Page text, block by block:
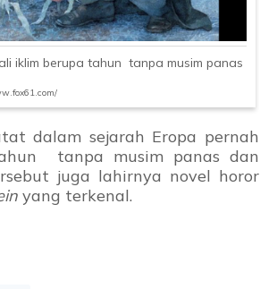
iklim berupa tahun tanpa musim panas
dalam sejarah Eropa pernah
tanpa musim panas dan
juga lahirnya novel horor
yang terkenal.